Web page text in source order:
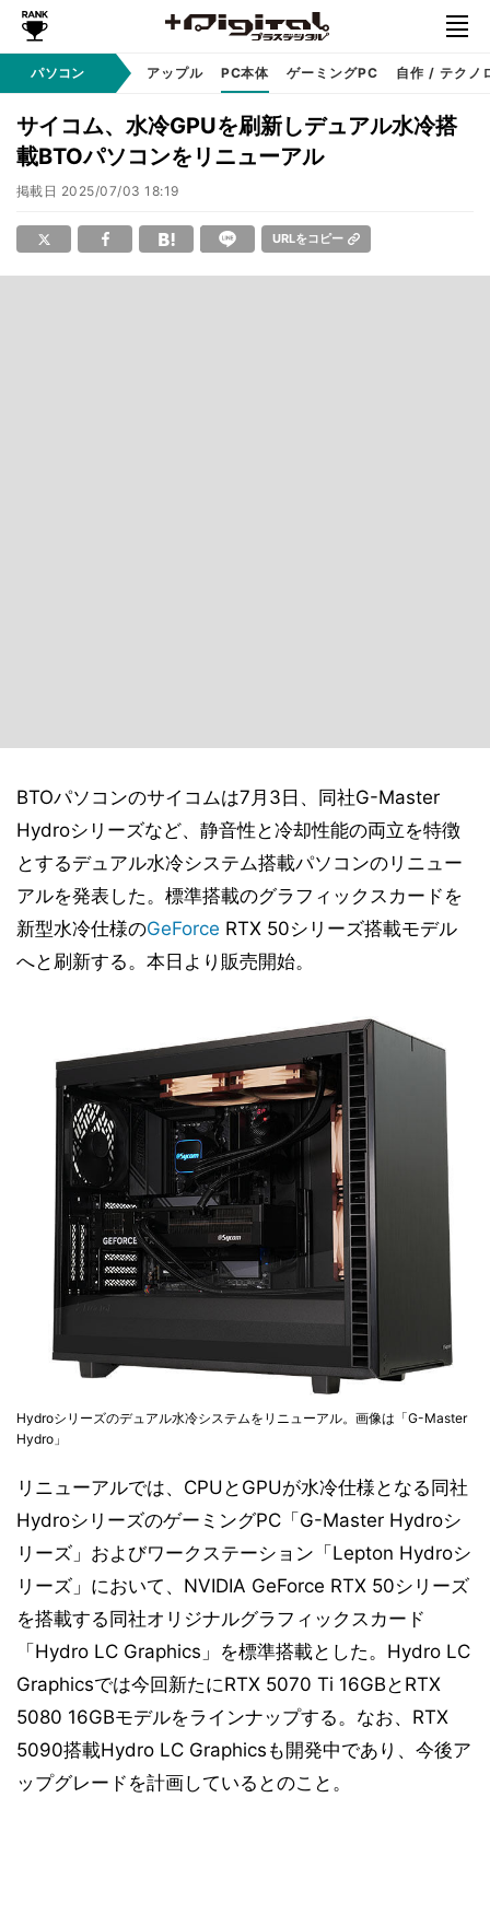
パソコンWindows アップル PC本体 ゲーミングPC 自作 / テクノ
サイコム、水冷GPUを刷新しデュアル水冷搭
載BTOパソコンをリニューアル
掲載日 2025/07/03 18:19
URLをコピー
BTOパソコンのサイコムは7月3日、同社G-Master
Hydroシリーズなど、静音性と冷却性能の両立を特徴
とするデュアル水冷システム搭載パソコンのリニュー
アルを発表した。標準搭載のグラフィックスカードを
新型水冷仕様のGeForce RTX 50シリーズ搭載モデル
へと刷新する。本日より販売開始。
Hydroシリーズのデュアル水冷システムをリニューアル。画像は「G-Master
Hydro」
リニューアルでは、CPUとGPUが水冷仕様となる同社
HydroシリーズのゲーミングPC「G-Master Hydroシ
リーズ」およびワークステーション「Lepton Hydroシ
リーズ」において、NVIDIA GeForce RTX 50シリーズ
を搭載する同社オリジナルグラフィックスカード
「Hydro LC Graphics」を標準搭載とした。Hydro LC
Graphicsでは今回新たにRTX 5070 Ti 16GBとRTX
5080 16GBモデルをラインナップする。なお、RTX
5090搭載Hydro LC Graphicsも開発中であり、今後ア
ップグレードを計画しているとのこと。